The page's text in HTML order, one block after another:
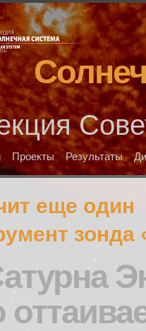
Проекты Результаты
еще один
зонда